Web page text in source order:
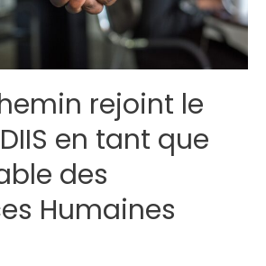
rejoint le
en tant que
des
Humaines